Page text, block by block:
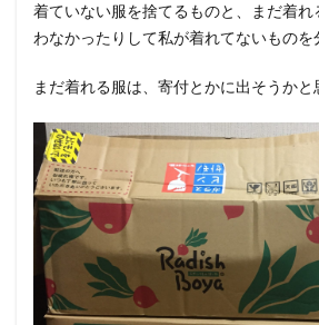
着ていない服を捨てるものと、まだ着れ
わなかったりして私が着れてないものを
まだ着れる服は、寄付とかに出そうかと